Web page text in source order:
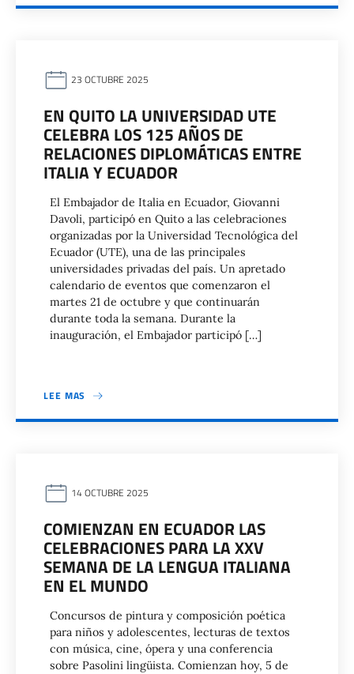
23 OCTUBRE 2025
EN QUITO LA UNIVERSIDAD UTE
CELEBRA LOS 125 AÑOS DE
RELACIONES DIPLOMÁTICAS ENTRE
ITALIA Y ECUADOR
El Embajador de Italia en Ecuador, Giovanni
Davoli, participó en Quito a las celebraciones
organizadas por la Universidad Tecnológica del
Ecuador (UTE), una de las principales
universidades privadas del país. Un apretado
calendario de eventos que comenzaron el
martes 21 de octubre y que continuarán
durante toda la semana. Durante la
inauguración, el Embajador participó […]
LEE MAS
14 OCTUBRE 2025
COMIENZAN EN ECUADOR LAS
CELEBRACIONES PARA LA XXV
SEMANA DE LA LENGUA ITALIANA
EN EL MUNDO
Concursos de pintura y composición poética
para niños y adolescentes, lecturas de textos
con música, cine, ópera y una conferencia
sobre Pasolini lingüista. Comienzan hoy, 5 de